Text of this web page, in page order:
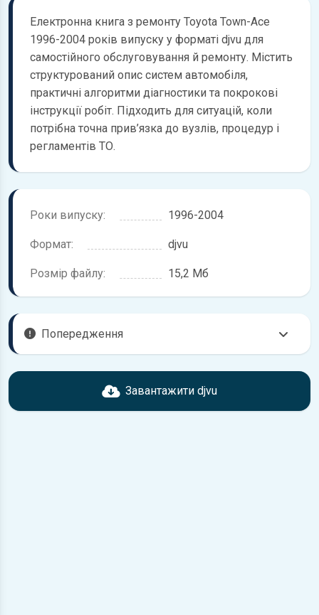
Електронна книга з ремонту Toyota Town-Ace
1996-2004 років випуску у форматі djvu для
самостійного обслуговування й ремонту. Містить
структурований опис систем автомобіля,
практичні алгоритми діагностики та покрокові
інструкції робіт. Підходить для ситуацій, коли
потрібна точна прив’язка до вузлів, процедур і
регламентів ТО.
Роки випуску: 1996-2004
Формат: djvu
Розмір файлу: 15,2 Мб
Попередження
Перед завантаженням ознайомтесь з характеристиками
Toyota Town-Ace, що надані в книзі. Можливі розбіжності,
Завантажити djvu